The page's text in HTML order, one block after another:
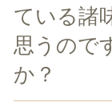
ている諸
思うので
か？